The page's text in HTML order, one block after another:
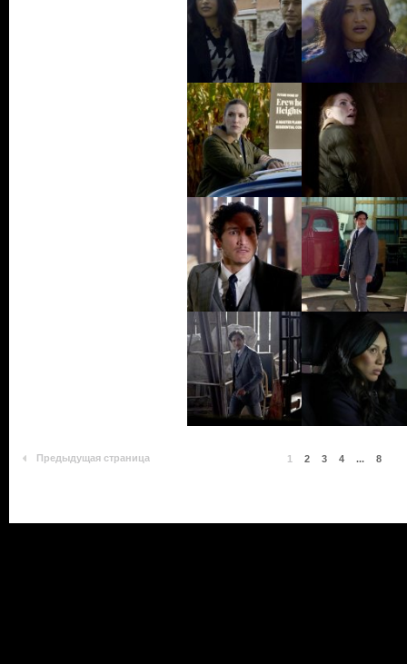
Предыдущая страница 1 2 3 4 ... 8